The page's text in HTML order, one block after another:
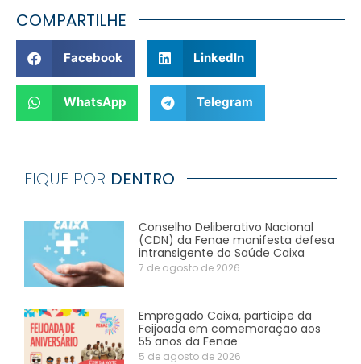
COMPARTILHE
Facebook LinkedIn
WhatsApp Telegram
FIQUE POR DENTRO
Conselho Deliberativo Nacional
(CDN) da Fenae manifesta defesa
intransigente do Saúde Caixa
7 de agosto de 2026
Empregado Caixa, participe da
Feijoada em comemoração aos
55 anos da Fenae
5 de agosto de 2026